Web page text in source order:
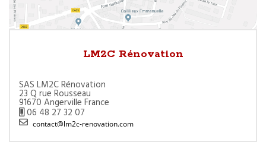
LM2C Rénovation
SAS LM2C Rénovation
23 Q rue Rousseau
91670 Angerville France
06 48 27 32 07